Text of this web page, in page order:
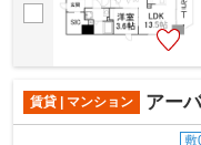
賃貸 | マンション アー
敷